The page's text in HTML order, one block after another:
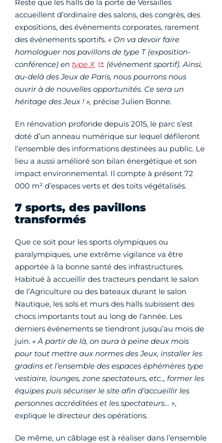
Reste que les halls de la porte de Versailles
accueillent d’ordinaire des salons, des congrès, des
expositions, des évènements corporates, rarement
des événements sportifs. « On va devoir faire
homologuer nos pavillons de type T (exposition-
conférence) en type X
. (événement sportif). Ainsi,
au-delà des Jeux de Paris, nous pourrons nous
ouvrir à de nouvelles opportunités. Ce sera un
héritage des Jeux ! », précise Julien Bonne.
En rénovation profonde depuis 2015, le parc s’est
doté d’un anneau numérique sur lequel défileront
l’ensemble des informations destinées au public. Le
lieu a aussi amélioré son bilan énergétique et son
impact environnemental. Il compte à présent 72
000 m² d’espaces verts et des toits végétalisés.
7 sports, des pavillons
transformés
Que ce soit pour les sports olympiques ou
paralympiques, une extrême vigilance va être
apportée à la bonne santé des infrastructures.
Habitué à accueillir des tracteurs pendant le salon
de l’Agriculture ou des bateaux durant le salon
Nautique, les sols et murs des halls subissent des
chocs importants tout au long de l’année. Les
derniers événements se tiendront jusqu’au mois de
juin. «À partir de là, on aura à peine deux mois
pour tout mettre aux normes des Jeux, installer les
gradins et l’ensemble des espaces éphémères type
vestiaire, lounges, zone spectateurs, etc.., former les
équipes puis sécuriser le site afin d’accueillir les
personnes accréditées et les spectateurs… »,
explique le directeur des opérations.
De même, un câblage est à réaliser dans l’ensemble